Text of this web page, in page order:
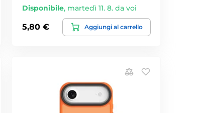
Disponibile, martedì 11. 8. da voi
5,80 € Aggiungi al carrello